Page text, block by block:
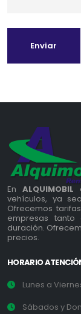
Enviar
En ALQUIMOBIL
vehículos, ya
Ofrecemos
empresas
duración.
precios.
HORARIO
Lunes a
Sábados y